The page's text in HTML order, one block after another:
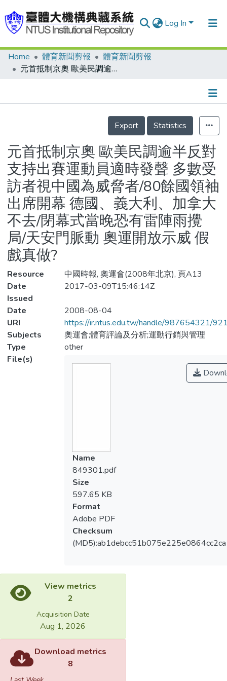
Log In
Communities & Collections
Statistics
Home 體育新聞剪報
體育新聞剪報
元首抵制京奧 歐美民調逾半反對 支持出賽運動員適時發聲 多數受訪者視中國為威脅者/80餘國領袖出席開幕 德國、義大利、加拿大不去/閉幕式當晚恐有雷陣雨攪局/天安門脈動 奧運開放示威 假戲真做?
Details
Export
Statistics
元首抵制京奧 歐美民調逾半反對
支持出賽運動員適時發聲 多數受
訪者視中國為威脅者/80餘國領袖
出席開幕 德國、義大利、加拿大
不去/閉幕式當晚恐有雷陣雨攪
局/天安門脈動 奧運開放示威 假
戲真做?
Resource
中國時報, 奧運會(2008年北京), 頁A13
Date
Issued
2017-03-09T15:46:14Z
Date
2008-08-04
URI
https://ir.ntus.edu.tw/handle/987654321/
Subjects
奧運會;體育評論及分析;運動行銷與管理
Type
other
File(s)
Name
849301.pdf
Size
597.65 KB
Format
Adobe PDF
Checksum
View metrics
2
Acquisition Date
Aug 1, 2026
Download metrics
8